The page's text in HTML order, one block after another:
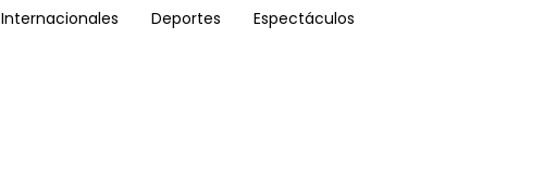
Internacionales Deportes Espectáculos